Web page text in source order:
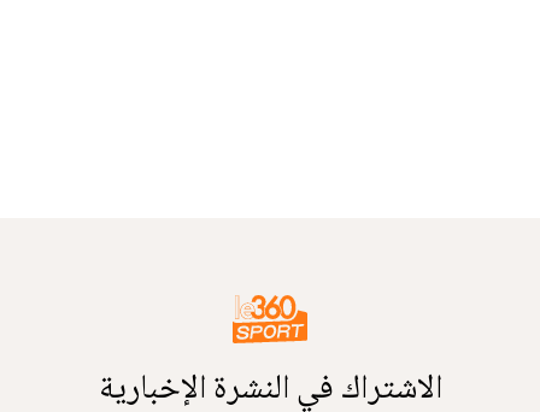
الاشتراك في النشرة الإخبارية